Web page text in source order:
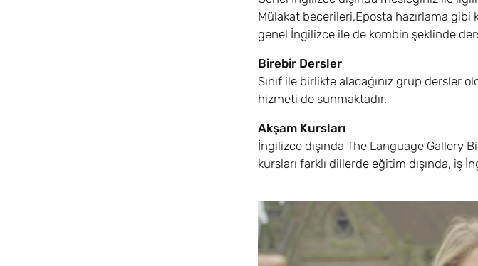
Mülakat becerileri,Eposta hazırlama
genel İngilizce ile de kombin şeklinde
Birebir Dersler
Sınıf ile birlikte alacağınız grup
hizmeti de sunmaktadır.
Akşam Kursları
İngilizce dışında The Language Gallery
kursları farklı dillerde eğitim dışında, iş